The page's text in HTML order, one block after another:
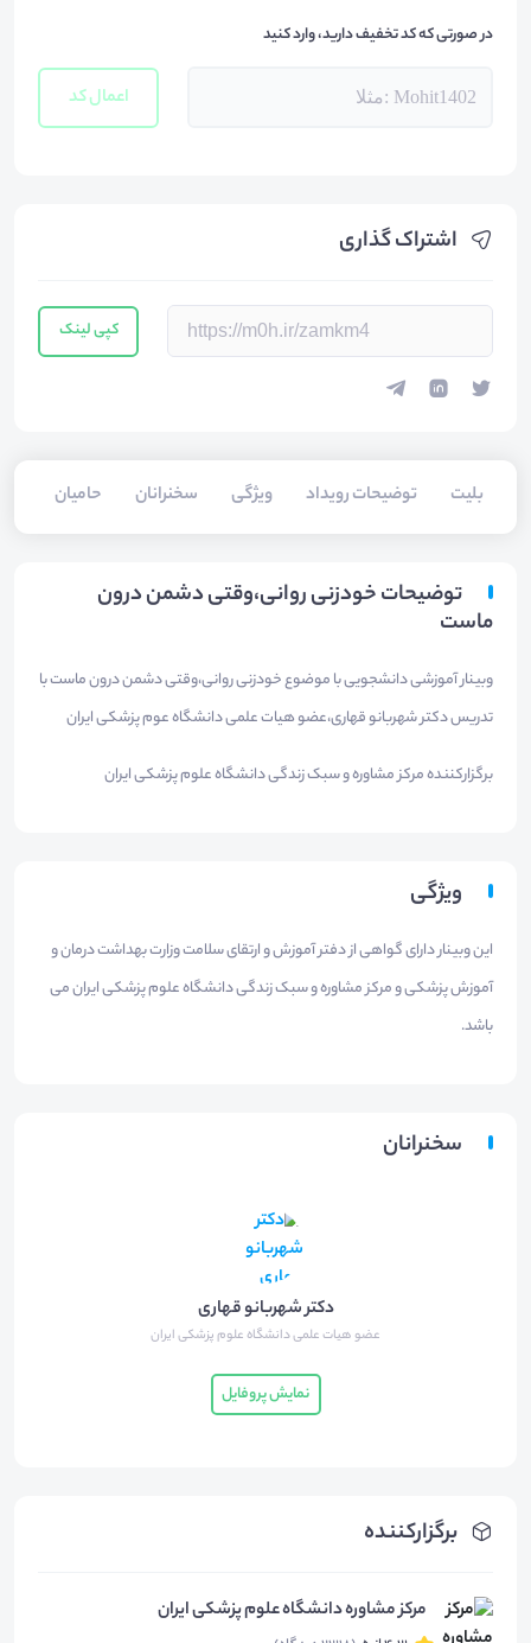
برگزارکننده
مرکز مشاوره دانشگاه علوم پزشکی ایران
اشتراک گذاری
کپی لینک
بلیت‌ توضیحات رویداد ویژگی سخنرانان حامیان
در صورتی که کد تخفیف دارید، وارد کنید
اعمال کد
توضیحات خودزنی روانی،وقتی دشمن درون
ماست
وبینار آموزشی دانشجویی با موضوع خودزنی روانی،وقتی دشمن درون ماست با
تدریس دکتر شهربانو قهاری،عضو هیات علمی دانشگاه عوم پزشکی ایران
برگزارکننده مرکز مشاوره و سبک زندگی دانشگاه علوم پزشکی ایران
ویژگی
این وبینار دارای گواهی از دفتر آموزش و ارتقای سلامت وزارت بهداشت درمان و
آموزش پزشکی و مرکز مشاوره و سبک زندگی دانشگاه علوم پزشکی ایران می
باشد.
سخنرانان
دکتر شهربانو قهاری
عضو هیات علمی دانشگاه علوم پزشکی ایران
نمایش پروفایل